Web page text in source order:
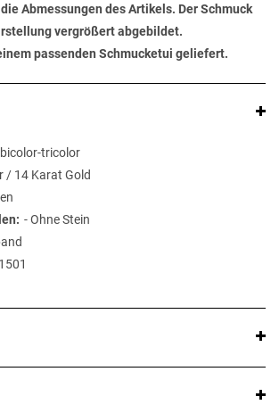
Abmessungen des Artikels. Der Schmuck
vergrößert abgebildet.
passenden Schmucketui geliefert.
tricolor
/ 14 Karat Gold
- Ohne Stein